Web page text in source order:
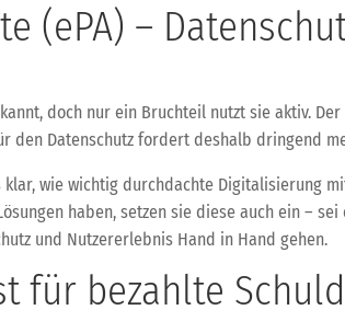
(ePA) –
doch nur ein Bruchteil nutzt sie aktiv.
den Datenschutz fordert deshalb dringend
wie wichtig durchdachte Digitalisierung
haben, setzen sie diese auch ein –
und Nutzererlebnis Hand in Hand gehen.
für bezahlte